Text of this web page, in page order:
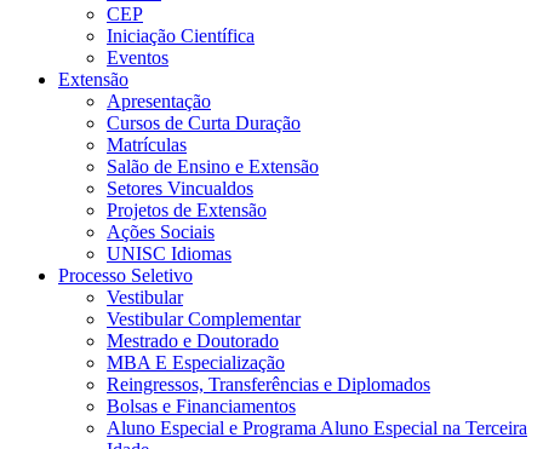
CEP
Iniciação Científica
Eventos
Extensão
Apresentação
Cursos de Curta Duração
Matrículas
Salão de Ensino e Extensão
Setores Vincualdos
Projetos de Extensão
Ações Sociais
UNISC Idiomas
Processo Seletivo
Vestibular
Vestibular Complementar
Mestrado e Doutorado
MBA E Especialização
Reingressos, Transferências e Diplomados
Bolsas e Financiamentos
Aluno Especial e Programa Aluno Especial na Terceira